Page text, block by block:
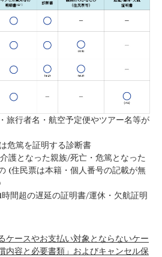
旅行者名・航空予定便やツアー名等が
危篤を証明する診断書
護となった親族/死亡・危篤となった
(住民票は本籍・個人番号の記載が無
間超の遅延の証明書/運休・欠航証明
ケースやお支払い対象とならないケー
内容と必要書類」およびキャンセル保